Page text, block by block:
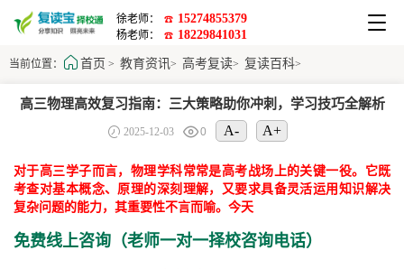
徐老师： ☎ 15274855379
杨老师： ☎ 18229841031
当前位置： 首页 > 教育资讯> 高考复读> 复读百科>
高三物理高效复习指南：三大策略助你冲刺，学习技巧全解析
2025-12-03 0 A- A+
对于高三学子而言，物理学科常常是高考战场上的关键一役。它既
考查对基本概念、原理的深刻理解，又要求具备灵活运用知识解决
复杂问题的能力，其重要性不言而喻。今天
免费线上咨询（老师一对一择校咨询电话）